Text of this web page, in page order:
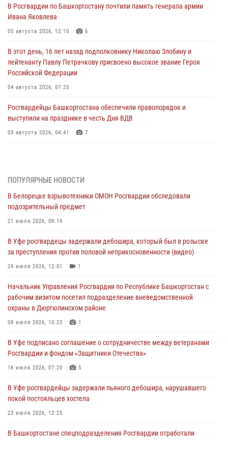
В Росгвардии по Башкортостану почтили память генерала армии
Ивана Яковлева
05 августа 2026, 12:10 6
В этот день, 16 лет назад подполковнику Николаю Злобину и
лейтенанту Павлу Петрачкову присвоено высокое звание Героя
Российской Федерации
04 августа 2026, 07:25
Росгвардейцы Башкортостана обеспечили правопорядок и
выступили на празднике в честь Дня ВДВ
03 августа 2026, 04:41 7
03 августа 2026, 04:30 8
В Башкирии росгвардейцы провели волейбольный турнир на
открытом воздухе
03 августа 2026, 04:29
В Уфе росгвардейцы по горячим следам задержали
подозреваемого в открытом хищении из аптеки (видео)
03 августа 2026, 04:15
Начальник отделения учёта и комплектования Росгвардии
Башкортостана ответил на вопросы граждан
30 июля 2026, 12:54
за преступления против половой неприкосновенности (видео)
29 июля 2026, 12:01
ПОПУЛЯРНЫЕ НОВОСТИ
В Белорецке взрывотехники ОМОН Росгвардии обследовали
подозрительный предмет
21 июля 2026, 09:19
В Уфе росгвардецы задержали дебошира, который был в розыске
за преступления против половой неприкосновенности (видео)
29 июля 2026, 12:01 1
Начальник Управления Росгвардии по Республике Башкортостан с
рабочим визитом посетил подразделение вневедомственной
охраны в Дюртюлинском районе
09 июля 2026, 10:23 1
В Уфе подписано соглашение о сотрудничестве между ветеранами
Росгвардии и фондом «Защитники Отечества»
16 июля 2026, 07:20 5
В Уфе росгвардейцы задержали пьяного дебошира, нарушавшего
покой постояльцев хостела
23 июля 2026, 12:25
В Башкортостане спецподразделения Росгвардии отработали